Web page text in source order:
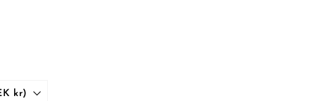
Sverige (SEK kr)